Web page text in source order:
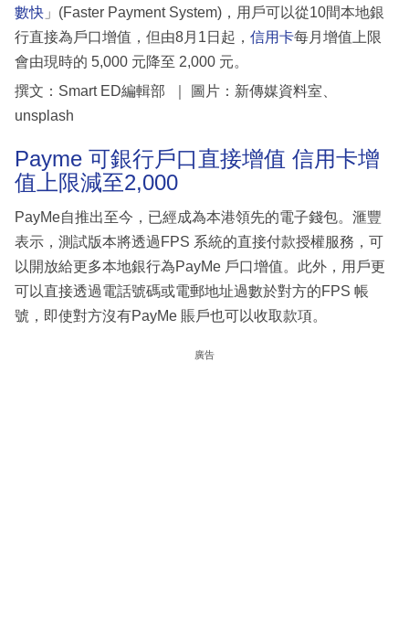
數快 」(Faster Payment System)，用戶可以從10間本地銀
行直接為戶口增值，但由8月1日起， 信用卡每月增值上限
會由現時的 5,000 元降至 2,000 元。
撰文：Smart ED編輯部 ｜ 圖片：新傳媒資料室、
unsplash
Payme 可銀行戶口直接增值 信用卡增
值上限減至2,000
PayMe自推出至今，已經成為本港領先的電子錢包。滙豐
表示，測試版本將透過FPS 系統的直接付款授權服務，可
以開放給更多本地銀行為PayMe 戶口增值。此外，用戶更
可以直接透過電話號碼或電郵地址過數於對方的FPS 帳
號，即使對方沒有PayMe 賬戶也可以收取款項。
廣告